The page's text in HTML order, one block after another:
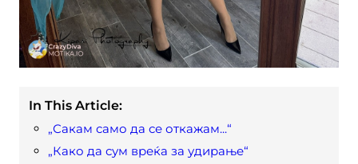
In This Article:
„Сакам само да се откажам...“
„Како да сум вреќа за удирање“